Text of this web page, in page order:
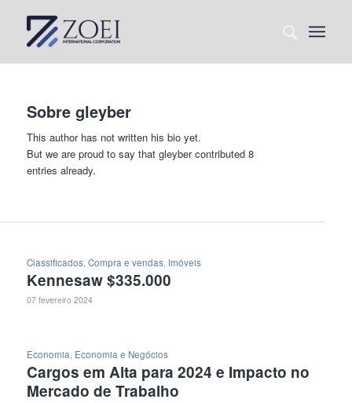
Sobre gleyber
This author has not written his bio yet.
But we are proud to say that gleybercontributed 8
entries already.
Classificados, Compra e vendas, Imóveis
Kennesaw $335.000
07 fevereiro 2024
Economia Economia e Negócios
Cargos em Alta para 2024 e Impacto no
Mercado de Trabalho